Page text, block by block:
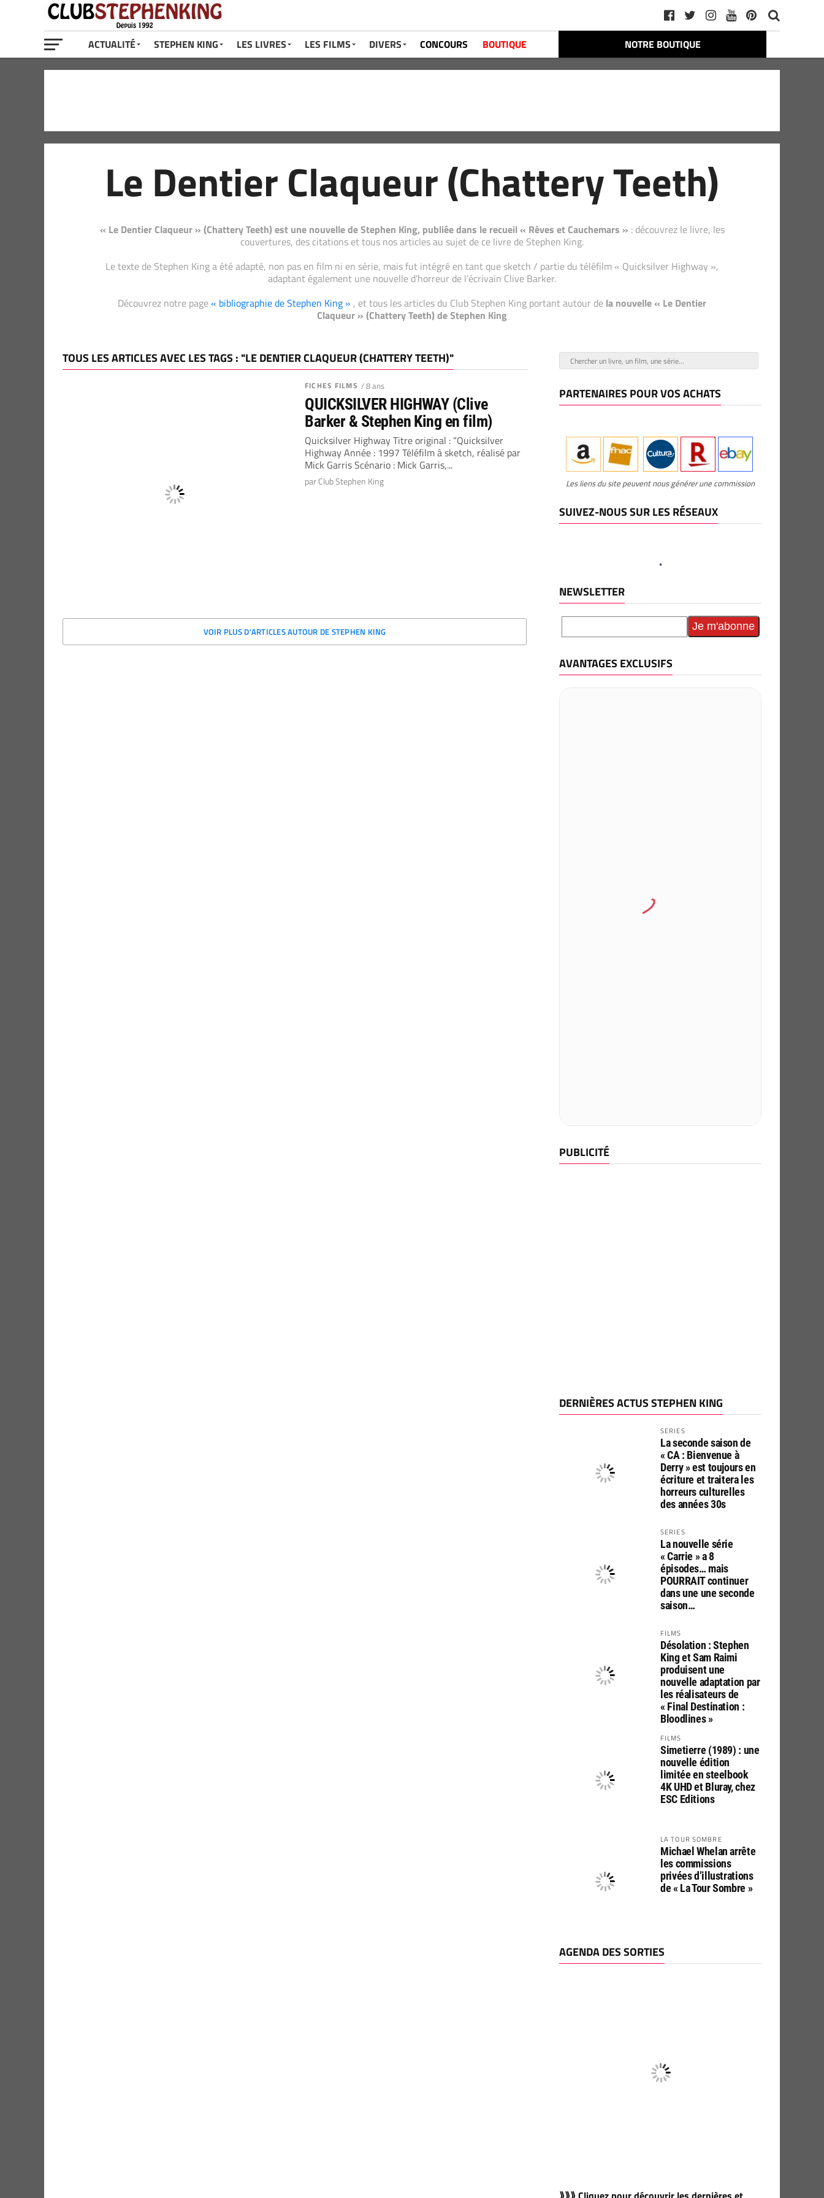
ACTUALITÉ STEPHEN KING LES LIVRES LES FILMS DIVERS CONCOURS BOUTIQUE NOTRE BOUTIQUE
Le Dentier Claqueur (Chattery Teeth)
« Le Dentier Claqueur » (Chattery Teeth) est une nouvelle de Stephen King, publiée dans le recueil « Rêves et Cauchemars » : découvrez le livre, les
couvertures, des citations et tous nos articles au sujet de ce livre de Stephen King.
Le texte de Stephen King a été adapté, non pas en film ni en série, mais fut intégré en tant que sketch / partie du téléfilm « Quicksilver Highway »,
adaptant également une nouvelle d’horreur de l’écrivain Clive Barker.
Découvrez notre page« bibliographie de Stephen King » , et tous les articles du Club Stephen King portant autour de la nouvelle « Le Dentier
Claqueur » (Chattery Teeth) de Stephen King
TOUS LES ARTICLES AVEC LES TAGS : "LE DENTIER CLAQUEUR (CHATTERY TEETH)"
FICHES FILMS / 8 ans
QUICKSILVER HIGHWAY (Clive
Barker & Stephen King en film)
Quicksilver Highway Titre original : “Quicksilver
Highway Année : 1997 Téléfilm à sketch, réalisé par
Mick Garris Scénario : Mick Garris,...
par Club Stephen King
VOIR PLUS D'ARTICLES AUTOUR DE STEPHEN KING
PARTENAIRES POUR VOS ACHATS
Les liens du site peuvent nous générer une commission
SUIVEZ-NOUS SUR LES RÉSEAUX
NEWSLETTER
AVANTAGES EXCLUSIFS
PUBLICITÉ
DERNIÈRES ACTUS STEPHEN KING
SERIES
La seconde saison de
« CA : Bienvenue à
Derry » est toujours en
écriture et traitera les
horreurs culturelles
des années 30s
SERIES
La nouvelle série
« Carrie » a 8
épisodes… mais
POURRAIT continuer
dans une une seconde
saison…
FILMS
Désolation : Stephen
King et Sam Raimi
produisent une
nouvelle adaptation par
les réalisateurs de
« Final Destination :
Bloodlines »
FILMS
Simetierre (1989) : une
nouvelle édition
limitée en steelbook
4K UHD et Bluray, chez
ESC Editions
LA TOUR SOMBRE
Michael Whelan arrête
les commissions
privées d’illustrations
de « La Tour Sombre »
AGENDA DES SORTIES